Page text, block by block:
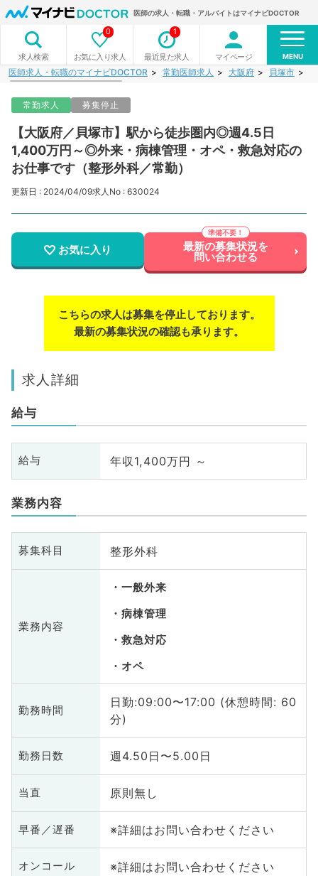
医師の求人・転職・アルバイトはマイナビDOCTOR
求人検索 お気に入り求人
0
最近見た求人
1
マイページ MENU
医師求人・転職のマイナビDOCTOR 常勤医師求人 大阪府 貝塚市
常勤求人 募集停止
【大阪府／貝塚市】駅から徒歩圏内◎週4.5日
1,400万円～◎外来・病棟管理・オペ・救急対応の
お仕事です（整形外科／常勤）
更新日 : 2024/04/09求人No : 630024
お気に入り 最新の募集状況を
問い合わせる
こちらの求人は募集を停止しております。
最新の募集状況の確認も承ります。
求人詳細
給与
給与 年収1,400万円 ～
業務内容
募集科目 整形外科
業務内容
一般外来
病棟管理
救急対応
オペ
勤務時間
日勤:09:00〜17:00 (休憩時間: 60
分)
勤務日数 週4.50日〜5.00日
当直 原則無し
早番／遅番 ※詳細はお問い合わせください
オンコール ※詳細はお問い合わせください